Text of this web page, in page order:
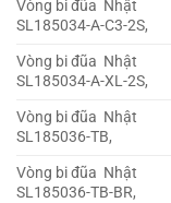
Vòng bi đũa Nhật
SL185034-A-C3-2S,
Vòng bi đũa Nhật
SL185034-A-XL-2S,
Vòng bi đũa Nhật
SL185036-TB,
Vòng bi đũa Nhật
SL185036-TB-BR,